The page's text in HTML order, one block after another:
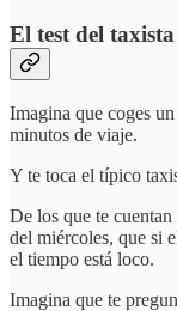
El test del taxista
Imagina que coges
minutos de viaje.
Y te toca el típico
De los que te
del miércoles, que si
el tiempo está loco.
Imagina que te